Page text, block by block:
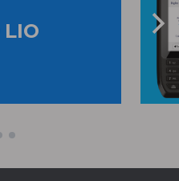
LIO